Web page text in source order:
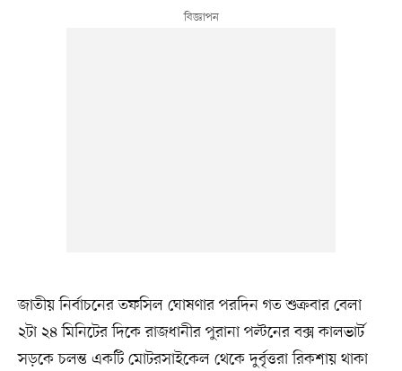
জাতীয় নির্বাচনের তফসিল ঘোষণার পরদিন গত শুক্রবার বেলা
২টা ২৪ মিনিটের দিকে রাজধানীর পুরানা পল্টনের বক্স কালভার্ট
সড়কে চলন্ত একটি মোটরসাইকেল থেকে দুর্বৃত্তরা রিকশায় থাকা